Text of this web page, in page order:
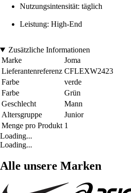
Nutzungsintensität: täglich
Leistung: High-End
Zusätzliche Informationen
Marke
Joma
Lieferantenreferenz CFLEXW2423
Farbe
verde
Farbe
Grün
Geschlecht
Mann
Altersgruppe
Junior
Menge pro Produkt 1
Loading...
Loading...
Alle unsere Marken